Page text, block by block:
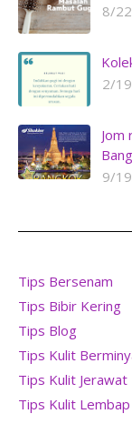
8/
2/
Jom
9/
Tips Bersenam
Tips Bibir Kering
Tips Blog
Tips Kulit
Tips Kulit Jerawat
Tips Kulit Lembap